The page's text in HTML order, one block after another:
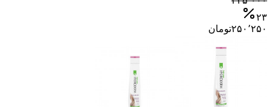
۲۳
۲۵۰٬۲۵۰تومان